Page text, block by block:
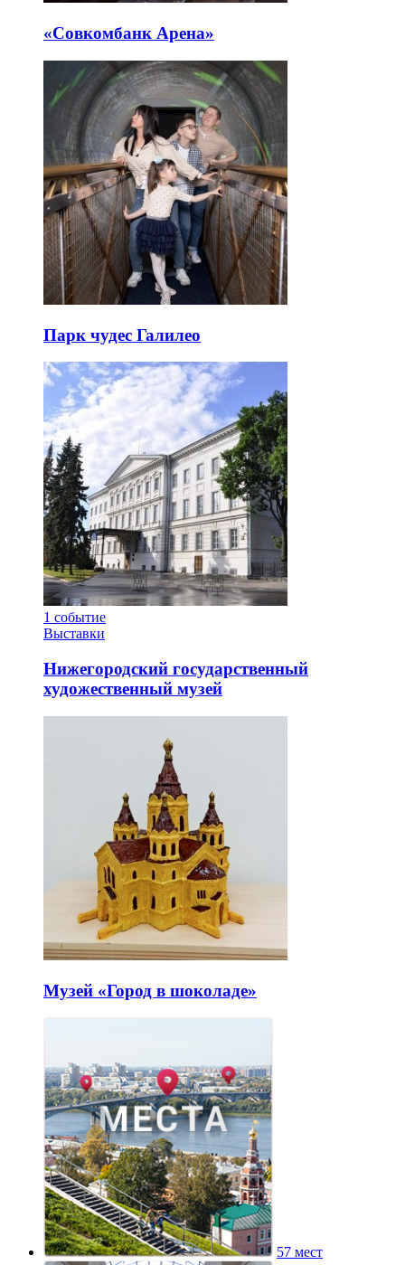
«Совкомбанк Арена⁠»
Парк чудес Галилео
1 событие
Выставки
Нижегородский государственный
художественный музей
Музей «Город в шоколаде»
57 мест